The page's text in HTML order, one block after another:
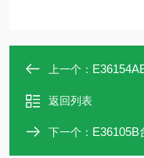
上一个：
返回列表
下一个： E36105B